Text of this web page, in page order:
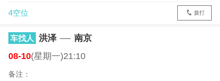
4空位 拨打
车找人 洪泽
南京
08-10(星期一)21:10
备注：